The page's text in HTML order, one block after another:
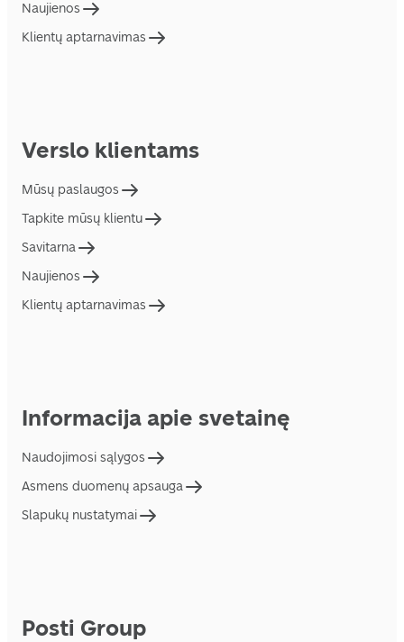
Naujienos
Klientų aptarnavimas
Verslo klientams
Mūsų paslaugos
Tapkite mūsų klientu
Savitarna
Naujienos
Klientų aptarnavimas
Informacija apie svetainę
Naudojimosi sąlygos
Asmens duomenų apsauga
Slapukų nustatymai
Posti Group